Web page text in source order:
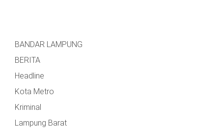
BANDAR LAMPUNG
BERITA
Headline
Kota Metro
Kriminal
Lampung Barat